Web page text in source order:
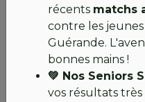
récents matchs
contre les
Guérande.
bonnes mains !
💚 Nos Seniors
vos résultats
Parcours
Sur le parcours, nous
de l’entretien :
fairways et remise en
régulièrement.